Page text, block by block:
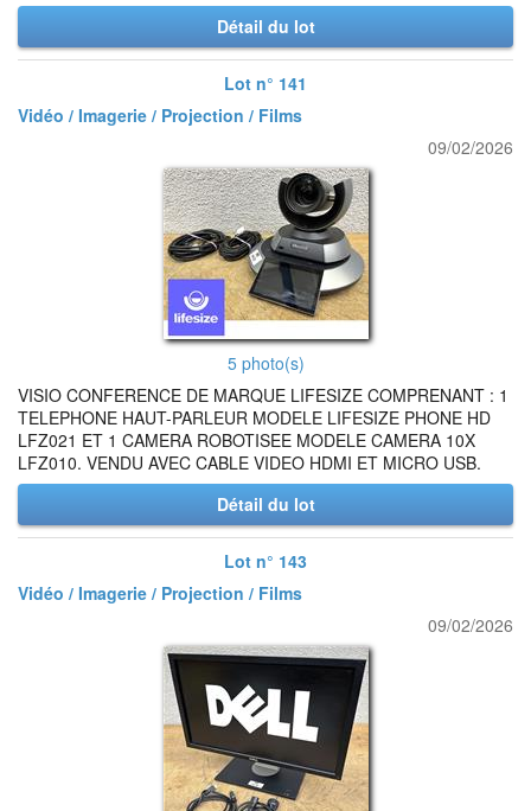
Détail du lot
Lot n° 141
Vidéo / Imagerie / Projection / Films
09/02/2026
5 photo(s)
VISIO CONFERENCE DE MARQUE LIFESIZE COMPRENANT : 1
TELEPHONE HAUT-PARLEUR MODELE LIFESIZE PHONE HD
LFZ021 ET 1 CAMERA ROBOTISEE MODELE CAMERA 10X
LFZ010. VENDU AVEC CABLE VIDEO HDMI ET MICRO USB.
Détail du lot
Lot n° 143
Vidéo / Imagerie / Projection / Films
09/02/2026